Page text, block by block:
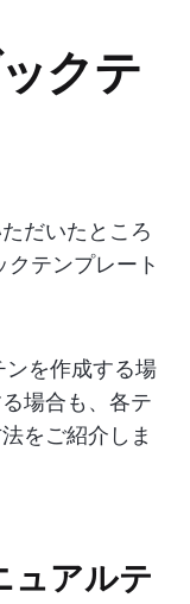
クテ
だいたところ
テンプレート
を作成する場
場合も、各テ
をご紹介しま
ュアルテ